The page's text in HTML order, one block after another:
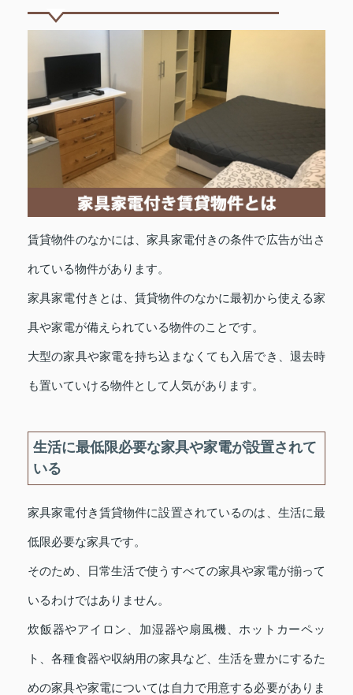
賃貸物件のなかには、家具家電付きの条件で広告が出さ
れている物件があります。
家具家電付きとは、賃貸物件のなかに最初から使える家
具や家電が備えられている物件のことです。
大型の家具や家電を持ち込まなくても入居でき、退去時
も置いていける物件として人気があります。
生活に最低限必要な家具や家電が設置されて
いる
家具家電付き賃貸物件に設置されているのは、生活に最
低限必要な家具です。
そのため、日常生活で使うすべての家具や家電が揃って
いるわけではありません。
炊飯器やアイロン、加湿器や扇風機、ホットカーペッ
ト、各種食器や収納用の家具など、生活を豊かにするた
めの家具や家電については自力で用意する必要がありま